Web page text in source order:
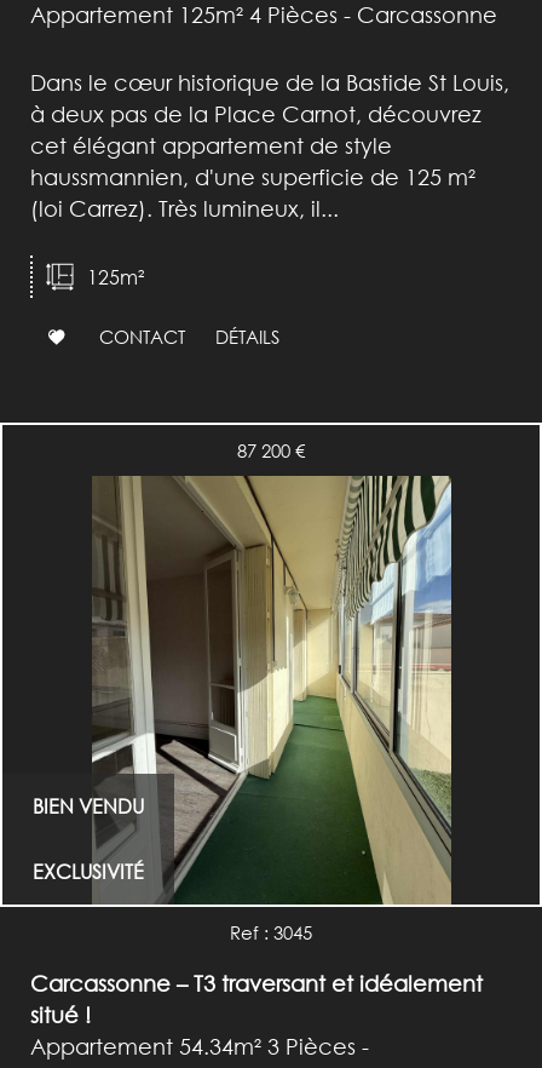
Appartement 125m² 4 Pièces - Carcassonne
Dans le cœur historique de la Bastide St Louis,
à deux pas de la Place Carnot, découvrez
cet élégant appartement de style
haussmannien, d'une superficie de 125 m²
(loi Carrez). Très lumineux, il...
125m²
CONTACT DÉTAILS
BIEN VENDU
EXCLUSIVITÉ
87 200 €
Ref : 3045
Carcassonne – T3 traversant et idéalement
situé !
Appartement 54.34m² 3 Pièces -